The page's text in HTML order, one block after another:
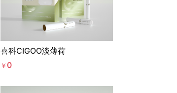
喜科CIGOO淡薄荷
￥ 0